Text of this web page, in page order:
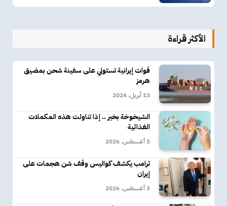
الأكثر قراءة
قوات إيرانية تستولي على سفينة شحن بمضيق
هرمز
13 أبريل، 2024
الشيخوخة بخير .. إذا تناولت هذه المكملات
الغذائية
5 أغسطس، 2026
ترامب يكشف كواليس وقف شن هجمات على
إيران
3 أغسطس، 2026